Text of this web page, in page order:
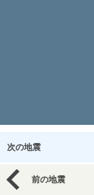
次の地震
前の地震